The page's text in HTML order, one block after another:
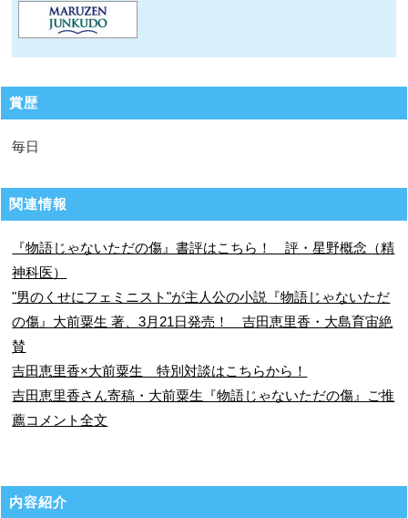
賞歴
毎日
関連情報
『物語じゃないただの傷』書評はこちら！ 評・星野概念（精
神科医）
"男のくせにフェミニスト"が主人公の小説『物語じゃないただ
の傷』大前粟生 著、3月21日発売！ 吉田恵里香・大島育宙絶
賛
吉田恵里香×大前粟生 特別対談はこちらから！
吉田恵里香さん寄稿・大前粟生『物語じゃないただの傷』ご推
薦コメント全文
内容紹介